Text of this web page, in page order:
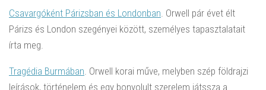
Csavargóként Párizsban és Londonban . Orwell pár évet élt
Párizs és London szegényei között, személyes tapasztalatait
írta meg.
Tragédia Burmában . Orwell korai műve, melyben szép földrajzi
leírások, történelem és egy bonyolult szerelem játssza a